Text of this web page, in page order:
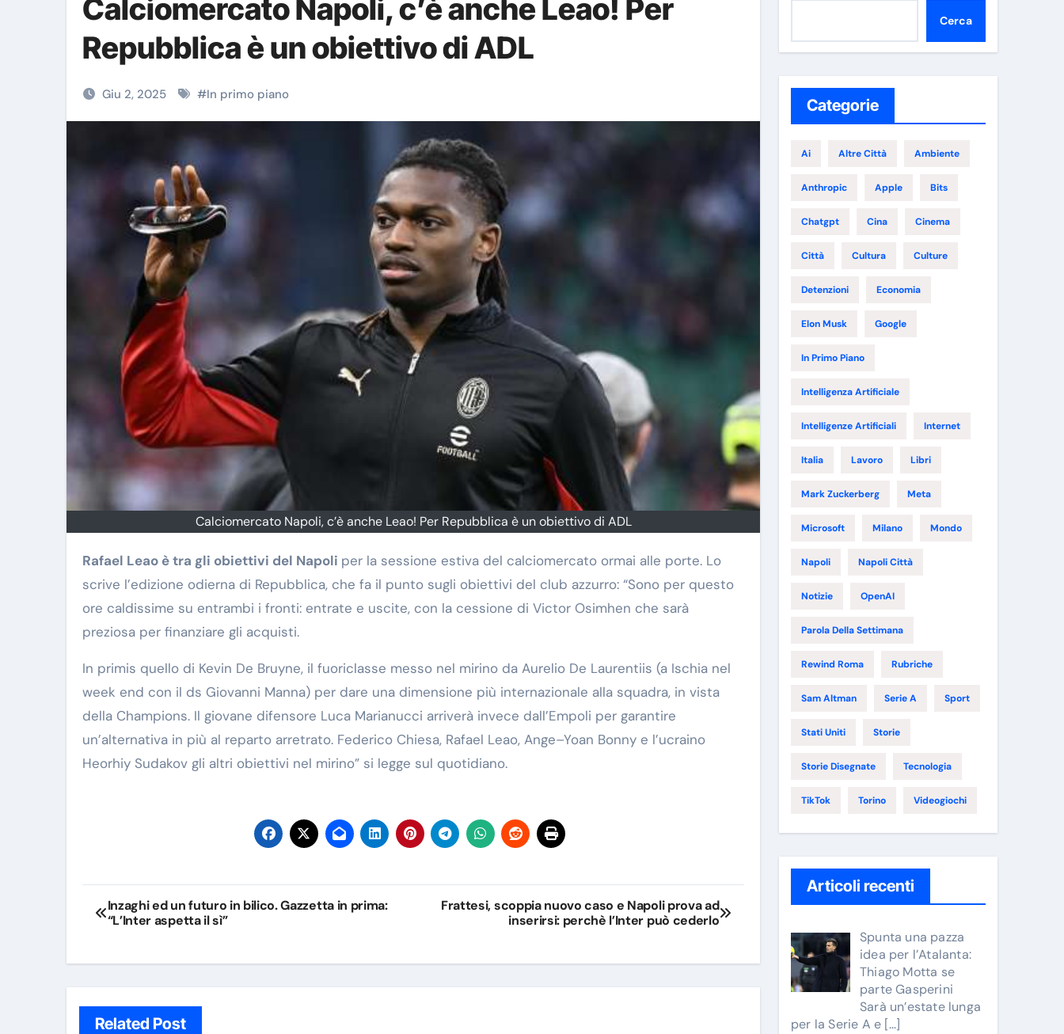
Calciomercato Napoli, c’è anche Leao! Per
Repubblica è un obiettivo di ADL
Giu 2, 2025 #In primo piano
Calciomercato Napoli, c’è anche Leao! Per Repubblica è un obiettivo di ADL
Rafael Leao è tra gli obiettivi del Napoli per la sessione estiva del calciomercato ormai alle porte. Lo
scrive l’edizione odierna di Repubblica, che fa il punto sugli obiettivi del club azzurro: “Sono per questo
ore caldissime su entrambi i fronti: entrate e uscite, con la cessione di Victor Osimhen che sarà
preziosa per finanziare gli acquisti.
In primis quello di Kevin De Bruyne, il fuoriclasse messo nel mirino da Aurelio De Laurentiis (a Ischia nel
week end con il ds Giovanni Manna) per dare una dimensione più internazionale alla squadra, in vista
della Champions. Il giovane difensore Luca Marianucci arriverà invece dall’Empoli per garantire
un’alternativa in più al reparto arretrato. Federico Chiesa, Rafael Leao, Ange–Yoan Bonny e l’ucraino
Heorhiy Sudakov gli altri obiettivi nel mirino” si legge sul quotidiano.
Navigazione
articoli
Inzaghi ed un futuro in bilico. Gazzetta in prima:
“L’Inter aspetta il sì”
Frattesi, scoppia nuovo caso e Napoli prova ad
inserirsi: perchè l’Inter può cederlo
Related Post
Cerca
Categorie
Ai Altre Città Ambiente
Anthropic Apple Bits
Chatgpt Cina Cinema
Città Cultura Culture
Detenzioni Economia
Elon Musk Google
In Primo Piano
Intelligenza Artificiale
Intelligenze Artificiali Internet
Italia Lavoro Libri
Mark Zuckerberg Meta
Microsoft Milano Mondo
Napoli Napoli Città
Notizie OpenAI
Parola Della Settimana
Rewind Roma Rubriche
Sam Altman Serie A Sport
Stati Uniti Storie
Storie Disegnate Tecnologia
TikTok Torino Videogiochi
Articoli recenti
Spunta una pazza
idea per l’Atalanta:
Thiago Motta se
parte Gasperini
Sarà un’estate lunga
per la Serie A e […]